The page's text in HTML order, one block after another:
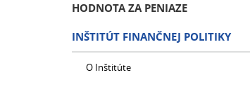
HODNOTA ZA PENIAZE
INŠTITÚT FINANČNEJ POLITIKY
O Inštitúte